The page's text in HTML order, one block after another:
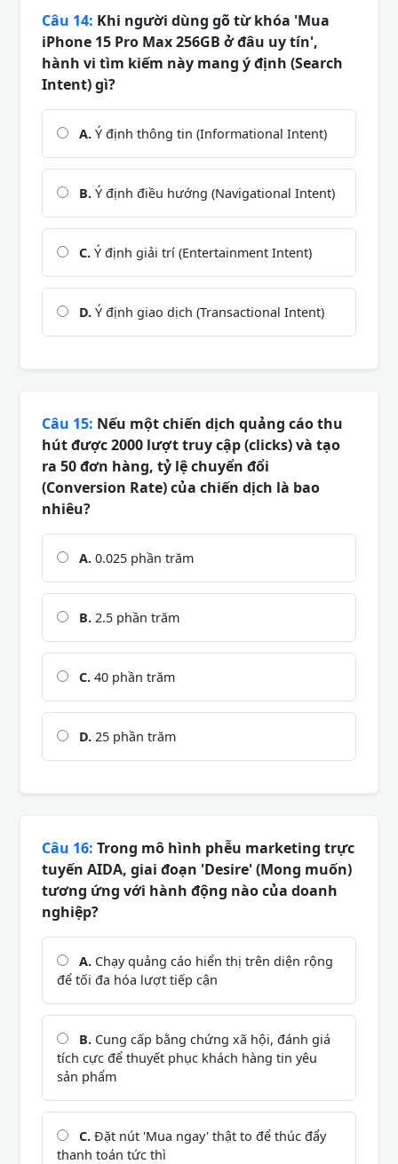
Câu 14: Khi người dùng gõ từ khóa 'Mua
iPhone 15 Pro Max 256GB ở đâu uy tín',
hành vi tìm kiếm này mang ý định (Search
Intent) gì?
A. Ý định thông tin (Informational Intent)
B. Ý định điều hướng (Navigational Intent)
C. Ý định giải trí (Entertainment Intent)
D. Ý định giao dịch (Transactional Intent)
Câu 15: Nếu một chiến dịch quảng cáo thu
hút được 2000 lượt truy cập (clicks) và tạo
ra 50 đơn hàng, tỷ lệ chuyển đổi
(Conversion Rate) của chiến dịch là bao
nhiêu?
A. 0.025 phần trăm
B. 2.5 phần trăm
C. 40 phần trăm
D. 25 phần trăm
Câu 16: Trong mô hình phễu marketing trực
tuyến AIDA, giai đoạn 'Desire' (Mong muốn)
tương ứng với hành động nào của doanh
nghiệp?
A. Chạy quảng cáo hiển thị trên diện rộng
để tối đa hóa lượt tiếp cận
B. Cung cấp bằng chứng xã hội, đánh giá
tích cực để thuyết phục khách hàng tin yêu
sản phẩm
C. Đặt nút 'Mua ngay' thật to để thúc đẩy
thanh toán tức thì